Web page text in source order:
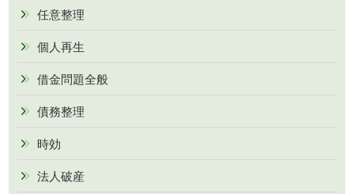
任意整理
個人再生
借金問題全般
債務整理
時効
法人破産